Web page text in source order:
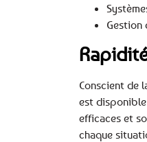
Gestion
Conscient de
est disponible
efficaces et
chaque